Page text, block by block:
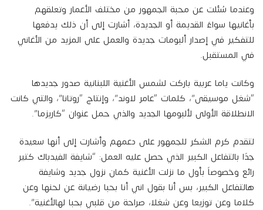
وعندما سُئلت عن محبة الجمهور من مختلف الأعمار وتعلقهم
بأغانيها سواءً القديمة أو الجديدة، أشارت إلى أن ذلك يدفعها
للتفكير في إصدار ألبومات جديدة والعمل على المزيد من الأغاني
في المستقبل.
وكانت ياما عربية باركت لشمس الأغنية اللبنانية صدور جديدها
“شغل موسيقى”، كلمات “عامر لاوند”، وإنتاج “روتانا”، والتي كانت
الانطلاقة الأولى لألبومها الجديد والذي حمل عنوان “كاريزما”.
لتقدم كرم الشكر للجمهور على دعمهم وأشارت إلى أنها سعيدة
جدًا بالتفاعل الكبير الذي حصل عليه العمل: “شايفة الفيدباك كتير
رائع وخصوصاً بأول ما نزلت الأغنية كمان نزول جديد وشايفة
هالتفاعل الكبير، بس أنا بقول اني أنا بحبا رضيانة عن لحنها وعن
كلاما وعن توزيعا وعن شغلا، صراحة من قلبي بحبا لهالأغنية”.